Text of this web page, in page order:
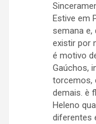
Estive em
semana e,
existir por
é motivo
Gaúchos,
torcemos,
demais. è
Heleno
diferentes